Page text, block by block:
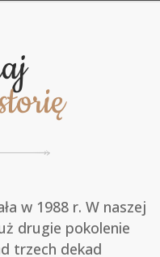
w 1988 r. W naszej
drugie pokolenie
trzech dekad